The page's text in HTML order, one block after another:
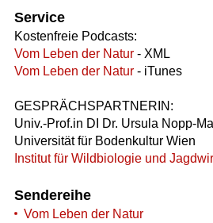
Service
Kostenfreie Podcasts:
Vom Leben der Natur- XML
Vom Leben der Natur- iTunes
GESPRÄCHSPARTNERIN:
Univ.-Prof.in DI Dr. Ursula Nopp-
Universität für Bodenkultur Wien
Institut für Wildbiologie und
Sendereihe
Vom Leben der Natur